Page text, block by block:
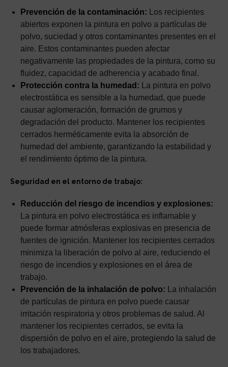
Prevención de la contaminación: Los recipientes
abiertos exponen la pintura en polvo a partículas de
polvo, suciedad y otros contaminantes presentes en el
aire. Estos contaminantes pueden afectar
negativamente las propiedades de la pintura, como su
fluidez, capacidad de adherencia y acabado final.
Protección contra la humedad: La pintura en polvo
electrostática es sensible a la humedad, que puede
causar aglomeración, formación de grumos y
degradación del producto. Mantener los recipientes
cerrados herméticamente evita la absorción de
humedad del ambiente, garantizando la estabilidad y
el rendimiento óptimo de la pintura.
Seguridad en el entorno de trabajo:
Reducción del riesgo de incendios y explosiones:
La pintura en polvo electrostática es inflamable y
puede formar atmósferas explosivas en presencia de
fuentes de ignición. Mantener los recipientes cerrados
minimiza la liberación de polvo al aire, reduciendo el
riesgo de incendios y explosiones en el área de
trabajo.
Prevención de la inhalación de polvo: La inhalación
de partículas de pintura en polvo puede causar
irritación respiratoria y otros problemas de salud. Al
mantener los recipientes cerrados, se evita la
dispersión de polvo en el aire, protegiendo la salud de
los trabajadores.